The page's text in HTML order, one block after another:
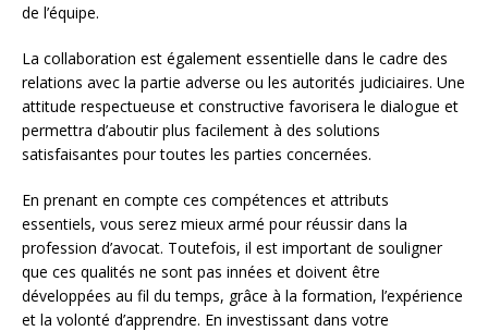
de l’équipe.
La collaboration est également essentielle dans le cadre des
relations avec la partie adverse ou les autorités judiciaires. Une
attitude respectueuse et constructive favorisera le dialogue et
permettra d’aboutir plus facilement à des solutions
satisfaisantes pour toutes les parties concernées.
En prenant en compte ces compétences et attributs
essentiels, vous serez mieux armé pour réussir dans la
profession d’avocat. Toutefois, il est important de souligner
que ces qualités ne sont pas innées et doivent être
développées au fil du temps, grâce à la formation, l’expérience
et la volonté d’apprendre. En investissant dans votre